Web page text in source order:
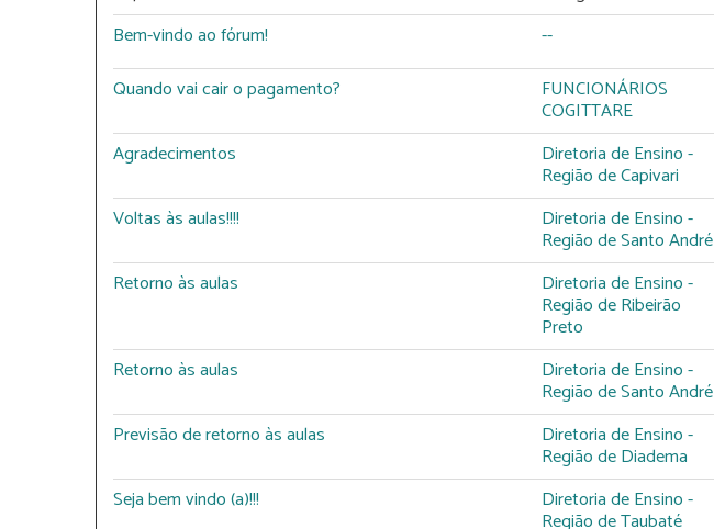
Bem-vindo ao fórum!
--
Quando vai cair o pagamento?
FUNCIONÁRIOS
COGITTARE
Agradecimentos Diretoria de Ensino -
Região de Capivari
Voltas às aulas!!!! Diretoria de Ensino -
Região de Santo André
Retorno às aulas Diretoria de Ensino -
Região de Ribeirão
Preto
Retorno às aulas Diretoria de Ensino -
Região de Santo André
Previsão de retorno às aulas Diretoria de Ensino -
Região de Diadema
Seja bem vindo (a)!!! Diretoria de Ensino -
Região de Taubaté